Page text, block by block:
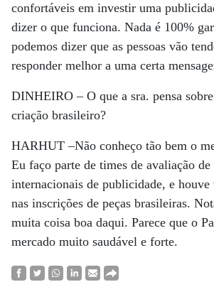
confortáveis em investir uma
dizer o que funciona. Nada é 100%
podemos dizer que as pessoas vão
responder melhor a uma certa
DINHEIRO –O que a sra. pensa
criação brasileiro?
HARHUT –Não conheço tão bem o
Eu faço parte de times de avaliação
internacionais de publicidade, e houve
nas inscrições de peças brasileiras.
muita coisa boa daqui. Parece que o
mercado muito saudável e forte.